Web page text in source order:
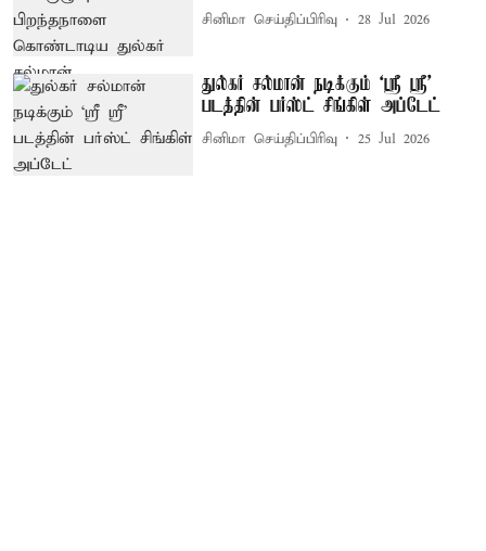
சினிமா செய்திப்பிரிவு 28 Jul 2026
துல்கர் சல்மான் நடிக்கும் `ஸ்ரீ ஸ்ரீ'
படத்தின் பர்ஸ்ட் சிங்கிள் அப்டேட்
சினிமா செய்திப்பிரிவு 25 Jul 2026